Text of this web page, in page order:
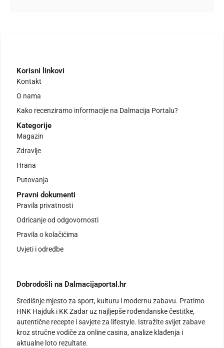
Korisni linkovi
Kontakt
O nama
Kako recenziramo informacije na Dalmacija Portalu?
Kategorije
Magazin
Zdravlje
Hrana
Putovanja
Pravni dokumenti
Pravila privatnosti
Odricanje od odgovornosti
Pravila o kolačićima
Uvjeti i odredbe
Dobrodošli na Dalmacijaportal.hr
Središnje mjesto za sport, kulturu i modernu zabavu. Pratimo
HNK Hajduk i KK Zadar uz najljepše rođendanske čestitke,
autentične recepte i savjete za lifestyle. Istražite svijet zabave
kroz stručne vodiče za online casina, analize klađenja i
aktualne loto rezultate.